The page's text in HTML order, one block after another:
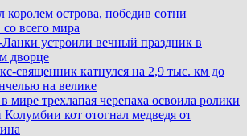
королем острова, победив сотни
всего мира
устроили вечный праздник в
дворце
священник катнулся на 2,9 тыс. км до
на велике
мире трехлапая черепаха освоила ролики
кот отогнал медведя от